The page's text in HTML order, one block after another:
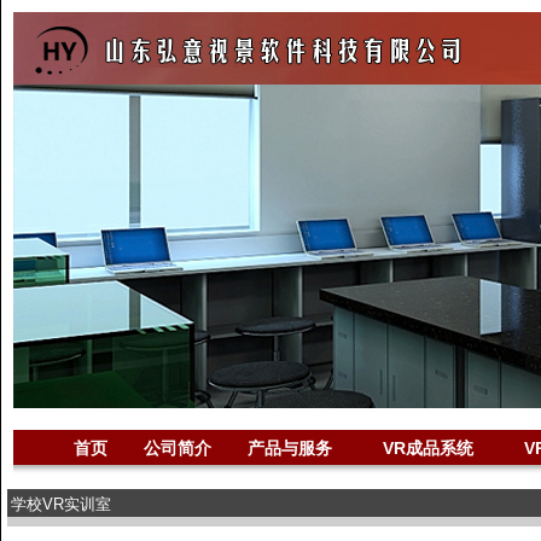
首页 公司简介 产品与服务 VR成品系统
学校VR实训室